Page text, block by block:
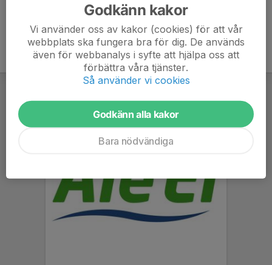
Godkänn kakor
Vi använder oss av kakor (cookies) för att vår
webbplats ska fungera bra för dig. De används
även för webbanalys i syfte att hjälpa oss att
förbättra våra tjänster.
Så använder vi cookies
Godkänn alla kakor
Bara nödvändiga